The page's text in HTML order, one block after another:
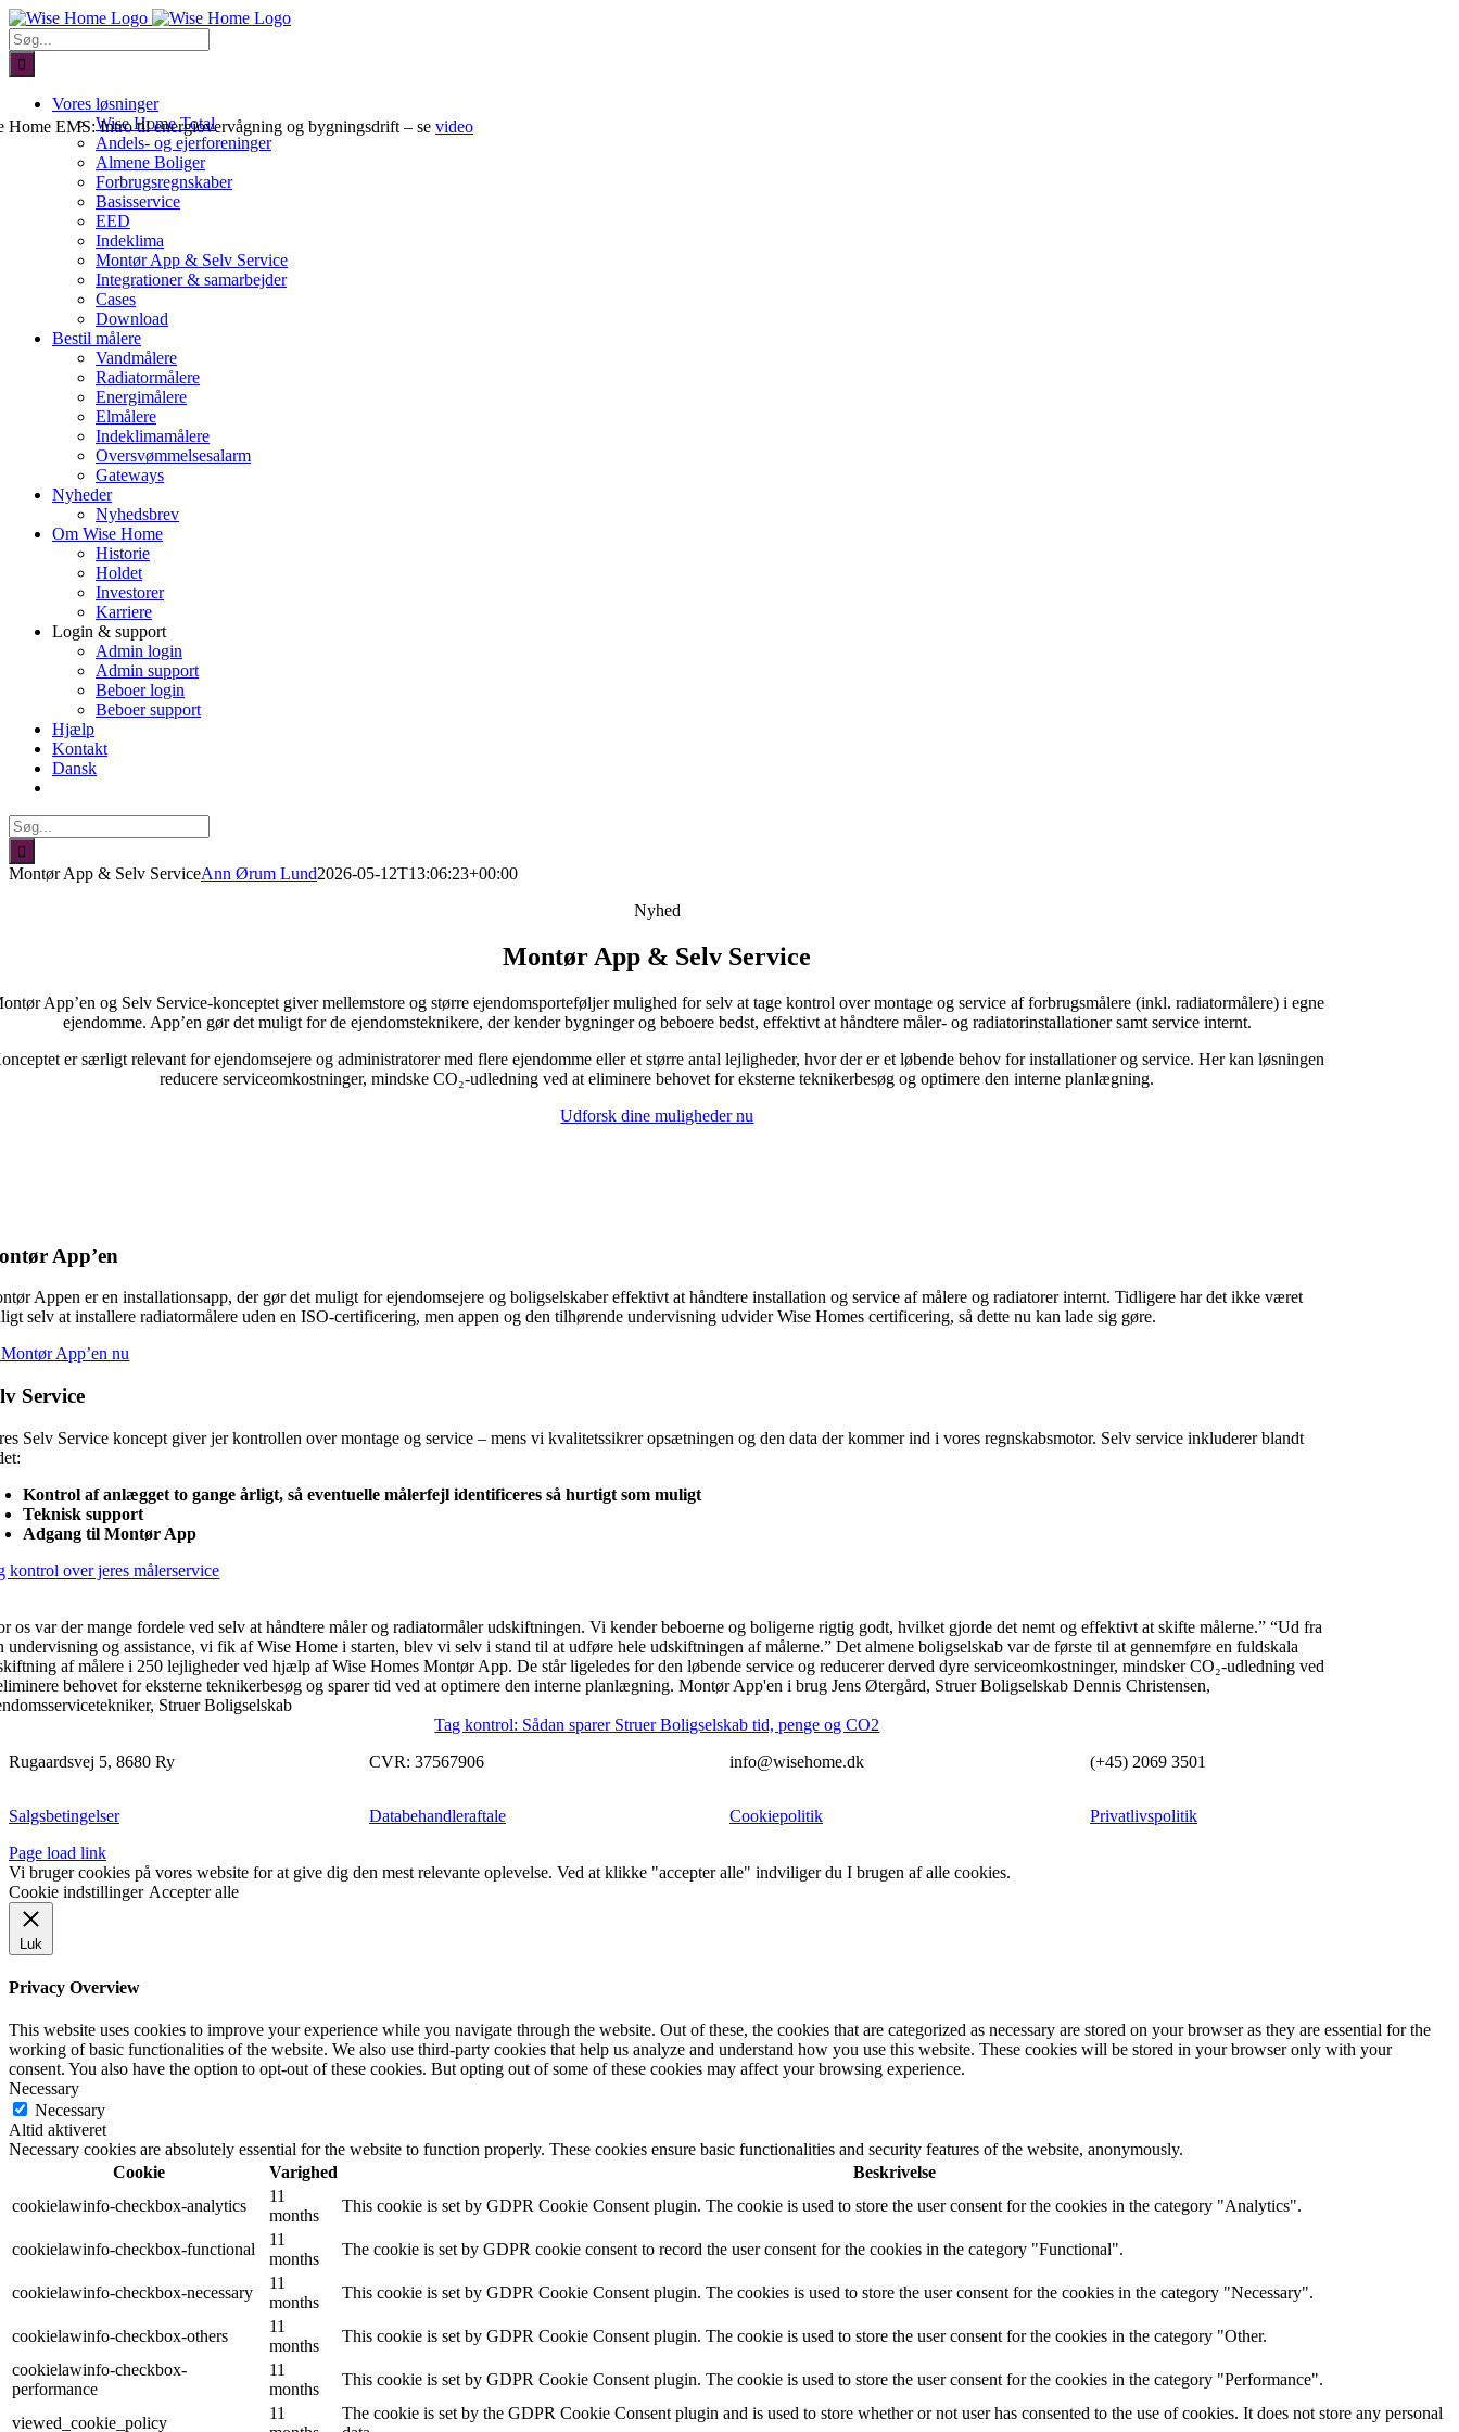
Skip
to
content
Søg
efter:
Vores løsninger
Wise Home Total
Andels- og ejerforeninger
Almene Boliger
Forbrugsregnskaber
Basisservice
EED
Indeklima
Montør App & Selv Service
Integrationer & samarbejder
Cases
Download
Bestil målere
Vandmålere
Radiatormålere
Energimålere
Elmålere
Indeklimamålere
Oversvømmelsesalarm
Gateways
Nyheder
Nyhedsbrev
Om Wise Home
Historie
Holdet
Investorer
Karriere
Login & support
Admin login
Admin support
Beboer login
Beboer support
Hjælp
Kontakt
Dansk
Søg
efter:
Montør App & Selv ServiceAnn Ørum Lund2026-05-12T13:06:23+00:00
Nyhed
Montør App & Selv Service
App’en og Selv Service-konceptet giver mellemstore og større ejendomsporteføljer mulighed for selv at tage kontrol over montage og service af forbrugsmålere (inkl. radiatormålere) i egne
ejendomme. App’en gør det muligt for de ejendomsteknikere, der kender bygninger og beboere bedst, effektivt at håndtere måler- og radiatorinstallationer samt service internt.
er særligt relevant for ejendomsejere og administratorer med flere ejendomme eller et større antal lejligheder, hvor der er et løbende behov for installationer og service. Her kan løsningen
reducere serviceomkostninger, mindske CO₂-udledning ved at eliminere behovet for eksterne teknikerbesøg og optimere den interne planlægning.
Udforsk dine muligheder nu
App’en
Appen er en installationsapp, der gør det muligt for ejendomsejere og boligselskaber effektivt at håndtere installation og service af målere og radiatorer internt. Tidligere har det ikke været
selv at installere radiatormålere uden en ISO-certificering, men appen og den tilhørende undervisning udvider Wise Homes certificering, så dette nu kan lade sig gøre.
App’en nu
Service
Selv Service koncept giver jer kontrollen over montage og service – mens vi kvalitetssikrer opsætningen og den data der kommer ind i vores regnskabsmotor. Selv service inkluderer blandt
Kontrol af anlægget to gange årligt, så eventuelle målerfejl identificeres så hurtigt som muligt
Teknisk support
Adgang til Montør App
kontrol over jeres målerservice
os var der mange fordele ved selv at håndtere måler og radiatormåler udskiftningen. Vi kender beboerne og boligerne rigtig godt, hvilket gjorde det nemt og effektivt at skifte målerne.”“Ud fra
undervisning og assistance, vi fik af Wise Home i starten, blev vi selv i stand til at udføre hele udskiftningen af målerne.”Det almene boligselskab var de første til at gennemføre en fuldskala
af målere i 250 lejligheder ved hjælp af Wise Homes Montør App. De står ligeledes for den løbende service og reducerer derved dyre serviceomkostninger, mindsker CO₂-udledning ved
behovet for eksterne teknikerbesøg og sparer tid ved at optimere den interne planlægning. Montør App'en i brugJens Øtergård, Struer Boligselskab Dennis Christensen,
Struer Boligselskab
Tag kontrol: Sådan sparer Struer Boligselskab tid, penge og CO2
Home EMS: Intro til energiovervågning og bygningsdrift – sevideo
Rugaardsvej 5, 8680 Ry CVR: 37567906 info@wisehome.dk (+45) 2069 3501
Salgsbetingelser Databehandleraftale Cookiepolitik
Privatlivspolitik
Page load link
Vi bruger cookies på vores website for at give dig den mest relevante oplevelse. Ved at klikke "accepter alle" indviliger du I brugen af alle cookies.
Cookie indstillinger Accepter alle
Luk
Privacy Overview
This website uses cookies to improve your experience while you navigate through the website. Out of these, the cookies that are categorized as necessary are stored on your browser as they are essential for the
working of basic functionalities of the website. We also use third-party cookies that help us analyze and understand how you use this website. These cookies will be stored in your browser only with your
consent. You also have the option to opt-out of these cookies. But opting out of some of these cookies may affect your browsing experience.
Necessary
Necessary
Altid aktiveret
Necessary cookies are absolutely essential for the website to function properly. These cookies ensure basic functionalities and security features of the website, anonymously.
Cookie
Varighed
Beskrivelse
cookielawinfo-checkbox-analytics
11
months
This cookie is set by GDPR Cookie Consent plugin. The cookie is used to store the user consent for the cookies in the category "Analytics".
cookielawinfo-checkbox-functional
11
months
The cookie is set by GDPR cookie consent to record the user consent for the cookies in the category "Functional".
cookielawinfo-checkbox-necessary
11
months
This cookie is set by GDPR Cookie Consent plugin. The cookies is used to store the user consent for the cookies in the category "Necessary".
cookielawinfo-checkbox-others
11
months
This cookie is set by GDPR Cookie Consent plugin. The cookie is used to store the user consent for the cookies in the category "Other.
cookielawinfo-checkbox-
performance
11
months
This cookie is set by GDPR Cookie Consent plugin. The cookie is used to store the user consent for the cookies in the category "Performance".
viewed_cookie_policy
11
The cookie is set by the GDPR Cookie Consent plugin and is used to store whether or not user has consented to the use of cookies. It does not store any personal